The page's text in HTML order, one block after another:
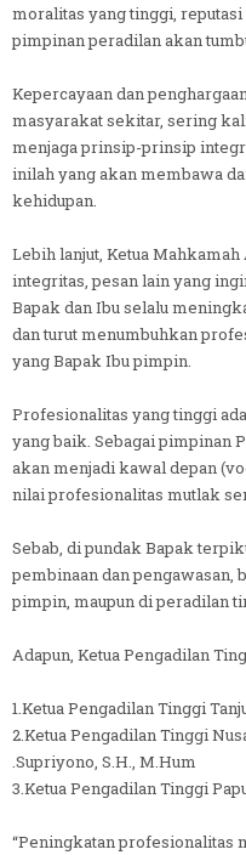
moralitas yang tinggi,
pimpinan peradilan akan
Kepercayaan dan
masyarakat sekitar, sering
menjaga prinsip-prinsip
inilah yang akan membawa
kehidupan.
Lebih lanjut, Ketua
integritas, pesan lain yang
Bapak dan Ibu selalu
dan turut menumbuhkan
yang Bapak Ibu pimpin.
Profesionalitas yang tinggi
yang baik. Sebagai pimpinan
akan menjadi kawal depan
nilai profesionalitas mutlak
Sebab, di pundak Bapak
pembinaan dan pengawasan,
pimpin, maupun di peradilan
Adapun, Ketua Pengadilan
1.Ketua Pengadilan Tinggi
2.Ketua Pengadilan Tinggi
.Supriyono, S.H., M.Hum
3.Ketua Pengadilan Tinggi
“Peningkatan profesionalitas